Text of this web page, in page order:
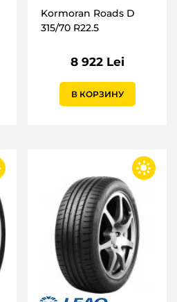
Kormoran Roads D
315/70 R22.5
8 922 Lei
В КОРЗИНУ